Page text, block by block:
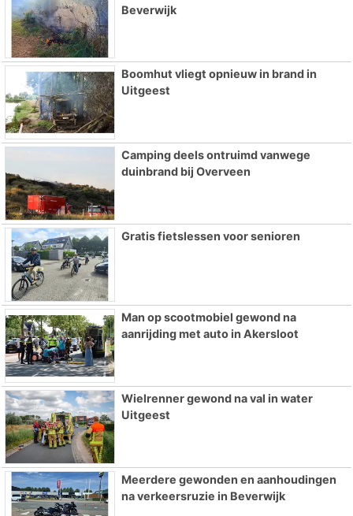
Beverwijk
Boomhut vliegt opnieuw in brand in
Uitgeest
Camping deels ontruimd vanwege
duinbrand bij Overveen
Gratis fietslessen voor senioren
Man op scootmobiel gewond na
aanrijding met auto in Akersloot
Wielrenner gewond na val in water
Uitgeest
Meerdere gewonden en aanhoudingen
na verkeersruzie in Beverwijk